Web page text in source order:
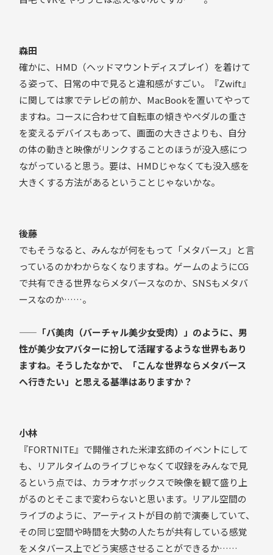
森田
確かに、HMD（ヘッドマウントディスプレイ）を着けて
る姿って、日常の中で見ると違和感がすごい。『Zwift』
に関しては家でテレビの前か、MacBookを置いてやって
ますね。コースに合わせて自転車の傾きやペダルの重さ
を変えるデバイスもあって、画面の大きさよりも、自分
の体の動きと映像がリンクすることのほうが没入感につ
ながっていると思う。要は、HMDじゃなくても没入感を
大きくする方法があるということじゃないかな。
後藤
でもそうなると、みんなが何をもって「メタバース」と言
っているのかわからなくなりますね。ゲームのようにCG
で共有できる世界ならメタバースなのか、SNSもメタバ
ースなのか……。
——「バ美肉（バーチャル美少女受肉）」のように、男
性が美少女アバターに扮して活躍するような世界もあり
ますね。そうしたなかで、「こんな世界ならメタバース
へ行きたい」と思える基準はありますか？
小林
『FORTNITE』で開催された米津玄師のイベントにして
も、リアルタイムのライブじゃなくて収録をみんなで見
るという点では、カラオケボックスで映像を観て盛り上
がるのとそこまで変わらないと思います。リアル空間の
ライブのように、アーティストが目の前で演奏していて、
その同じ空間や時間を大勢の人たちが共有している感覚
をメタバース上でどう実感させることができるか……